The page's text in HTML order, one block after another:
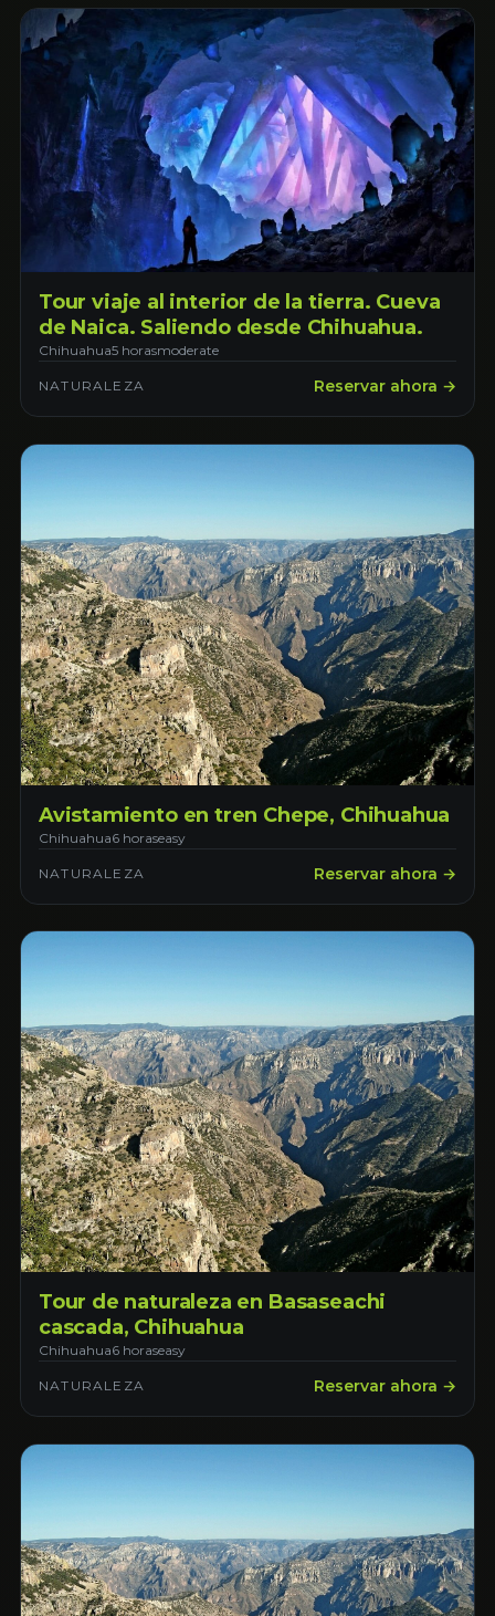
Tour viaje al interior de la tierra. Cueva
de Naica. Saliendo desde Chihuahua.
Chihuahua5 horasmoderate
NATURALEZA Reservar ahora →
Avistamiento en tren Chepe, Chihuahua
Chihuahua6 horaseasy
NATURALEZA Reservar ahora →
Tour de naturaleza en Basaseachi
cascada, Chihuahua
Chihuahua6 horaseasy
NATURALEZA Reservar ahora →